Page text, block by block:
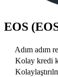
EOS
Adım adım
Kolay kredi